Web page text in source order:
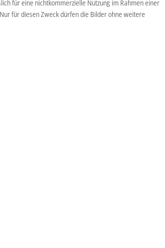
für eine nichtkommerzielle Nutzung im Rahmen einer
für diesen Zweck dürfen die Bilder ohne weitere